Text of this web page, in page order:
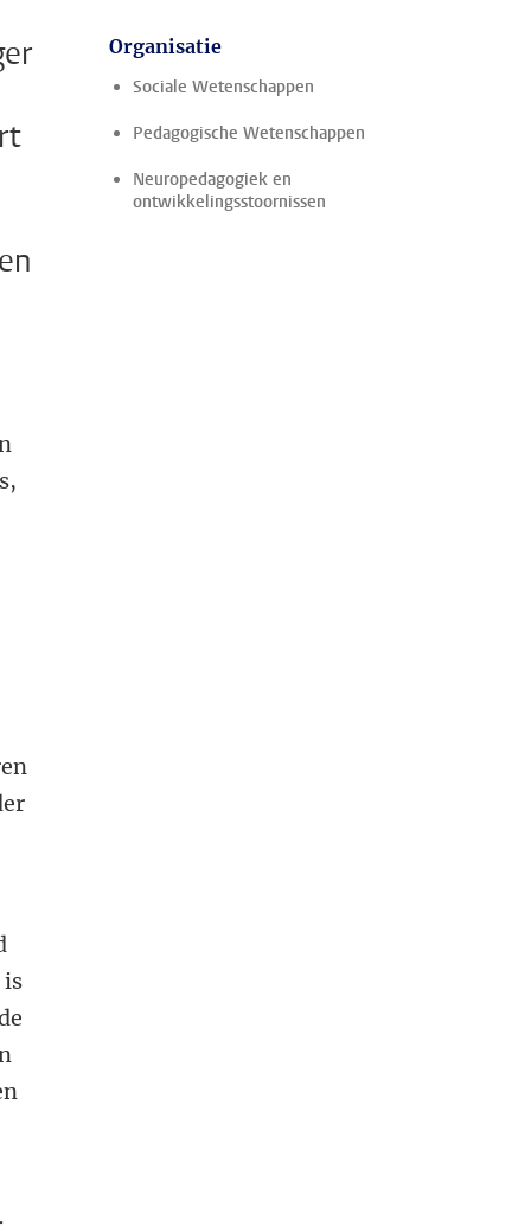
is
Organisatie
Sociale Wetenschappen
Pedagogische Wetenschappen
Neuropedagogiek en
ontwikkelingsstoornissen